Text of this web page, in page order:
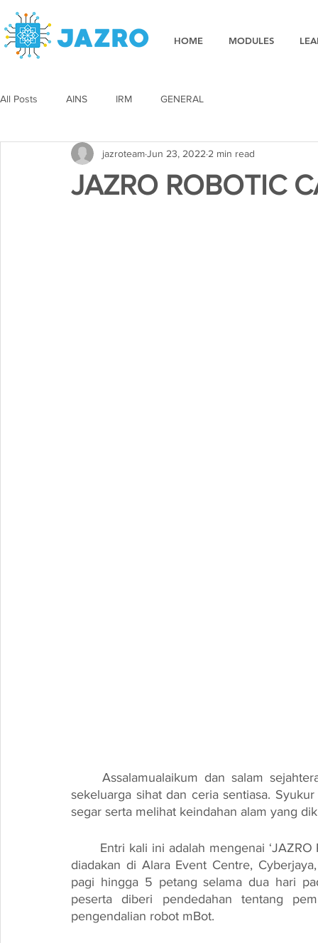
HOME MODULES
All Posts AINS IRM GENERAL
JAZRO ROBOTIC
jazroteamJun 23, 2022 2 min read
	Assalamualaikum dan salam sejahtera diucapkan kepada anda semua. Semoga anda
sekeluarga sihat dan ceria sentiasa.
segar serta melihat keindahan alam yang
diadakan di Alara Event Centre,
pagi hingga 5 petang selama dua hari
peserta diberi pendedahan tentang
pengendalian robot mBot.